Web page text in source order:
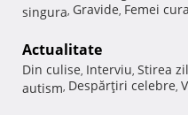
singura, Gravide, Femei
Actualitate
Din culise, Interviu, Stirea
autism, Despărţiri celebre,